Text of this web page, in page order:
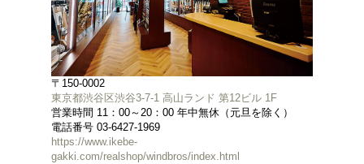
〒150-0002
東京都渋谷区渋谷3-7-1 高山ランド 第12ビル 1F
営業時間 11：00～20：00 年中無休（元旦を除く）
電話番号 03-6427-1969
https://www.ikebe-
gakki.com/realshop/windbros/index.html